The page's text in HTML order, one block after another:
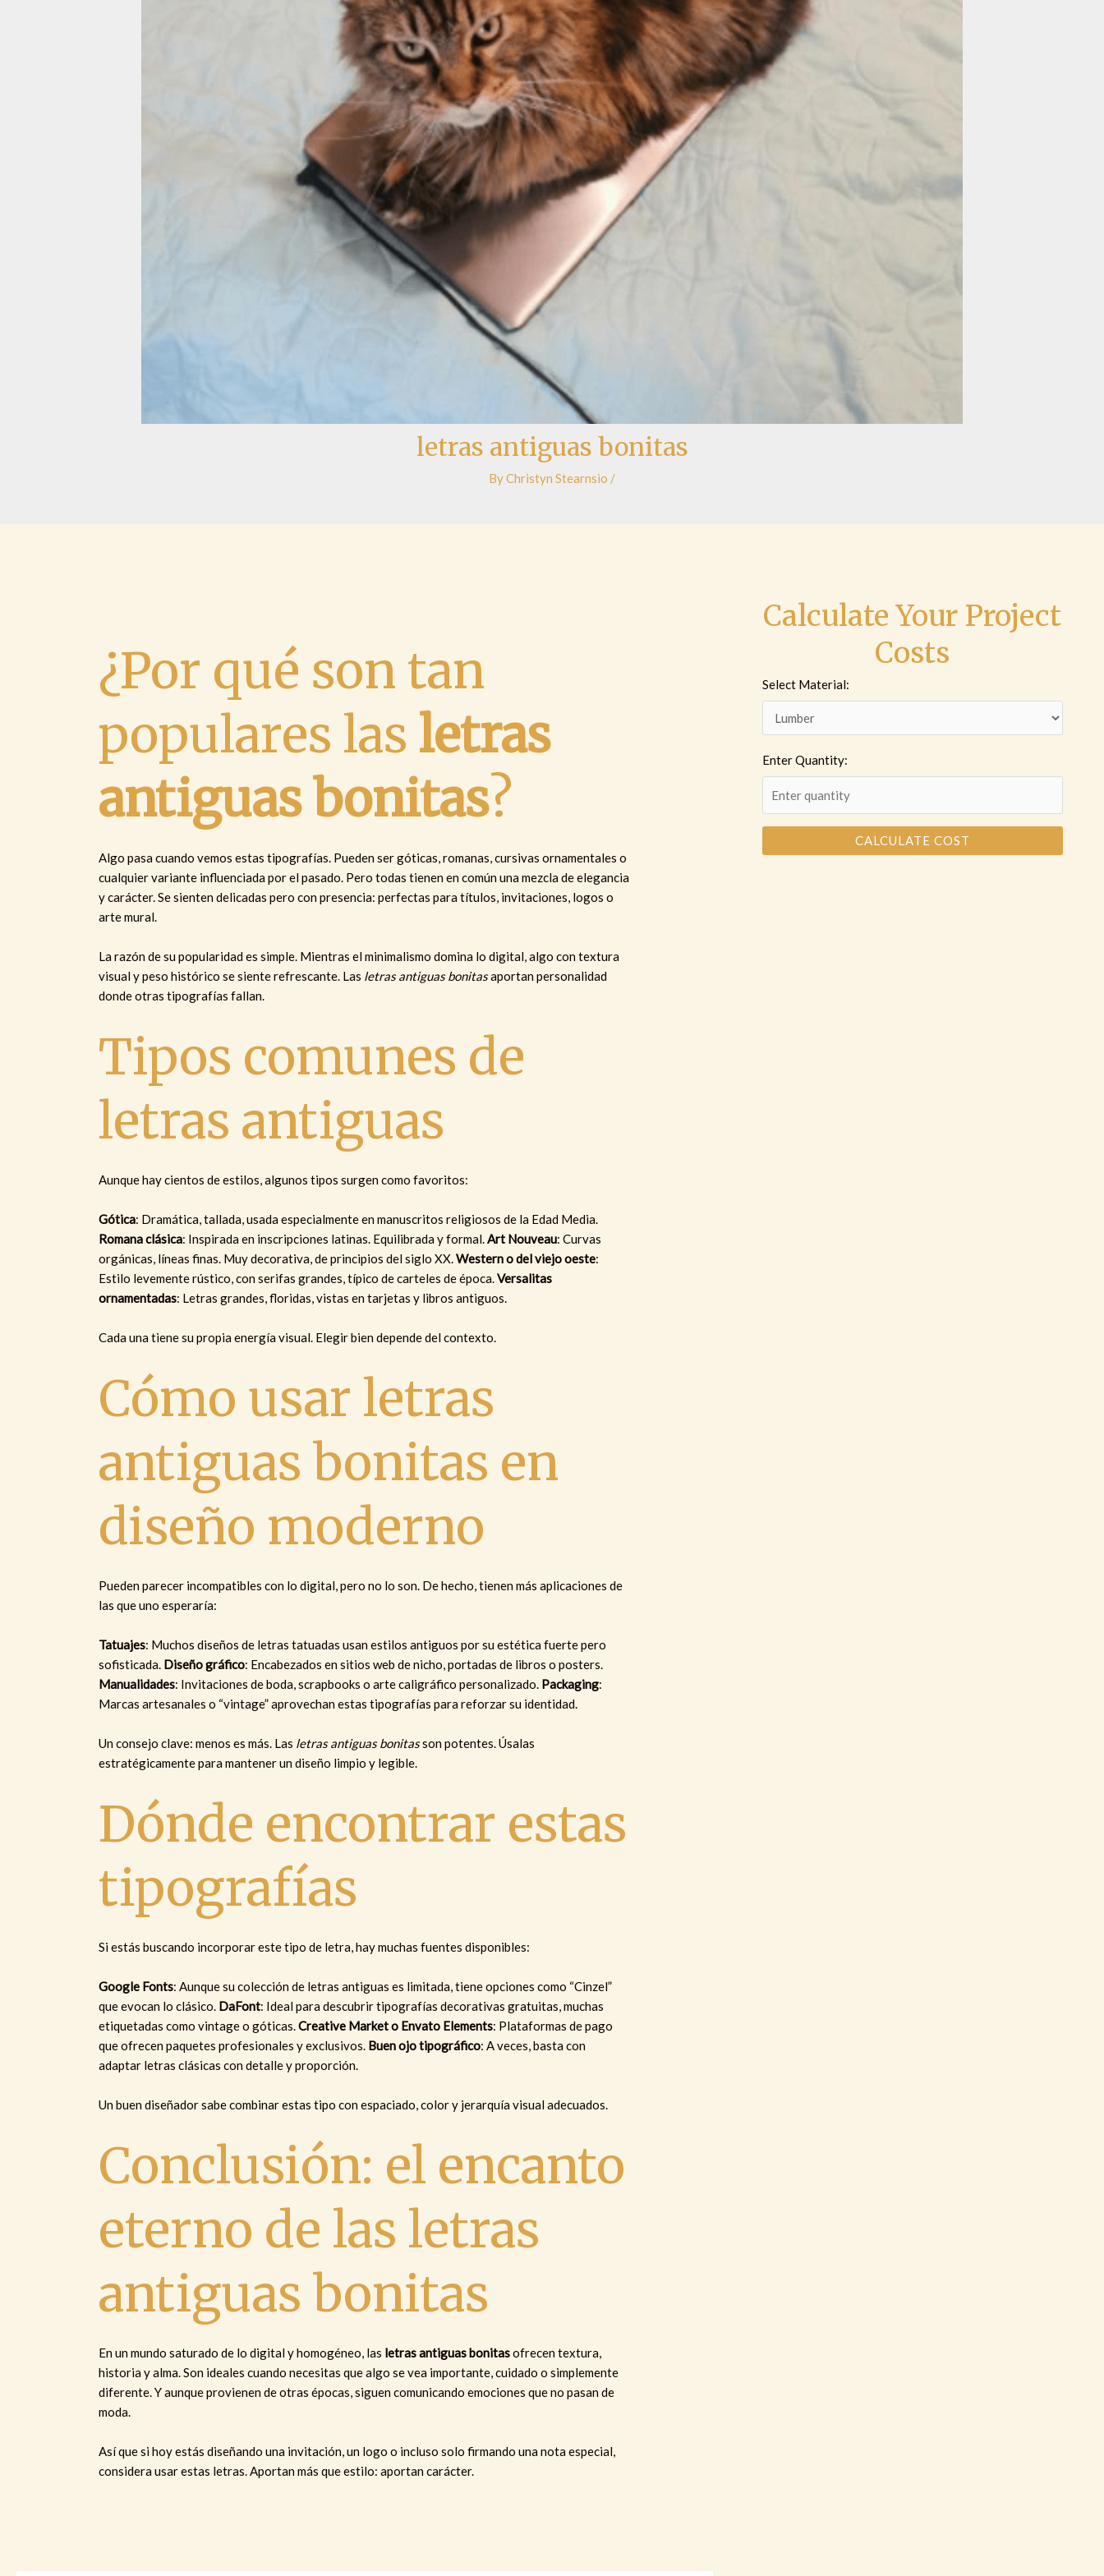
letras antiguas bonitas
ByChristyn Stearnsio /
¿Por qué son tan
populares las letras
antiguas bonitas?
Algo pasa cuando vemos estas tipografías. Pueden ser góticas, romanas, cursivas ornamentales o
cualquier variante influenciada por el pasado. Pero todas tienen en común una mezcla de elegancia
y carácter. Se sienten delicadas pero con presencia: perfectas para títulos, invitaciones, logos o
arte mural.
La razón de su popularidad es simple. Mientras el minimalismo domina lo digital, algo con textura
visual y peso histórico se siente refrescante. Las letras antiguas bonitasaportan personalidad
donde otras tipografías fallan.
Tipos comunes de
letras antiguas
Aunque hay cientos de estilos, algunos tipos surgen como favoritos:
Gótica: Dramática, tallada, usada especialmente en manuscritos religiosos de la Edad Media.
Romana clásica: Inspirada en inscripciones latinas. Equilibrada y formal.Art Nouveau: Curvas
orgánicas, líneas finas. Muy decorativa, de principios del siglo XX.Western o del viejo oeste:
Estilo levemente rústico, con serifas grandes, típico de carteles de época.Versalitas
ornamentadas: Letras grandes, floridas, vistas en tarjetas y libros antiguos.
Cada una tiene su propia energía visual. Elegir bien depende del contexto.
Cómo usar letras
antiguas bonitas en
diseño moderno
Pueden parecer incompatibles con lo digital, pero no lo son. De hecho, tienen más aplicaciones de
las que uno esperaría:
Tatuajes: Muchos diseños de letras tatuadas usan estilos antiguos por su estética fuerte pero
sofisticada. Diseño gráfico: Encabezados en sitios web de nicho, portadas de libros o posters.
Manualidades: Invitaciones de boda, scrapbooks o arte caligráfico personalizado. Packaging:
Marcas artesanales o “vintage” aprovechan estas tipografías para reforzar su identidad.
Un consejo clave: menos es más. Las letras antiguas bonitasson potentes. Úsalas
estratégicamente para mantener un diseño limpio y legible.
Dónde encontrar estas
tipografías
Si estás buscando incorporar este tipo de letra, hay muchas fuentes disponibles:
Google Fonts: Aunque su colección de letras antiguas es limitada, tiene opciones como “Cinzel”
que evocan lo clásico. DaFont: Ideal para descubrir tipografías decorativas gratuitas, muchas
etiquetadas como vintage o góticas.Creative Market o Envato Elements: Plataformas de pago
que ofrecen paquetes profesionales y exclusivos. Buen ojo tipográfico: A veces, basta con
adaptar letras clásicas con detalle y proporción.
Un buen diseñador sabe combinar estas tipo con espaciado, color y jerarquía visual adecuados.
Conclusión: el encanto
eterno de las letras
antiguas bonitas
En un mundo saturado de lo digital y homogéneo, las letras antiguas bonitasofrecen textura,
historia y alma. Son ideales cuando necesitas que algo se vea importante, cuidado o simplemente
diferente. Y aunque provienen de otras épocas, siguen comunicando emociones que no pasan de
moda.
Así que si hoy estás diseñando una invitación, un logo o incluso solo firmando una nota especial,
considera usar estas letras. Aportan más que estilo: aportan carácter.
Calculate Your Project
Costs
Select Material:
Enter Quantity:
CALCULATE COST